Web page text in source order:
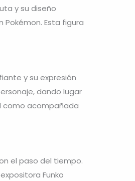
y su diseño
Esta figura
y su expresión
dando lugar
como acompañada
el paso del tiempo.
Funko